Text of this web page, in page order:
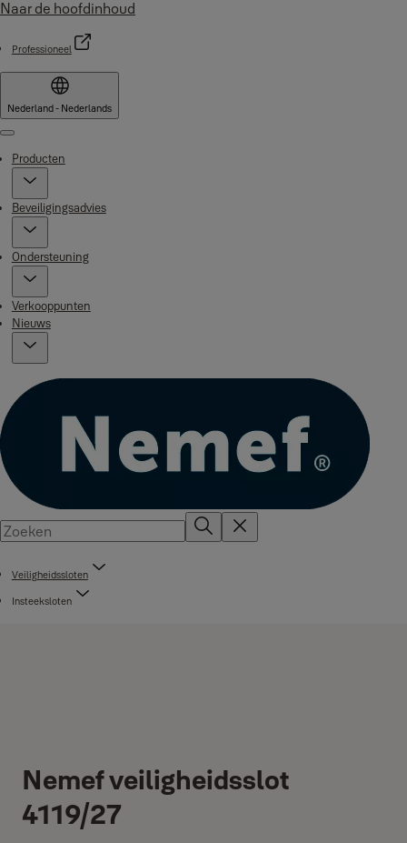
Naar de hoofdinhoud
Professioneel
Nederland - Nederlands
Menu
Producten
Beveiligingsadvies
Ondersteuning
Verkooppunten
Nieuws
Veiligheidssloten
Insteeksloten
Nemef veiligheidsslot
4119/27